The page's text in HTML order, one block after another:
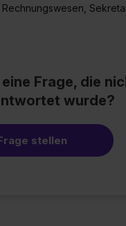
Frage, die
wurde?
stellen